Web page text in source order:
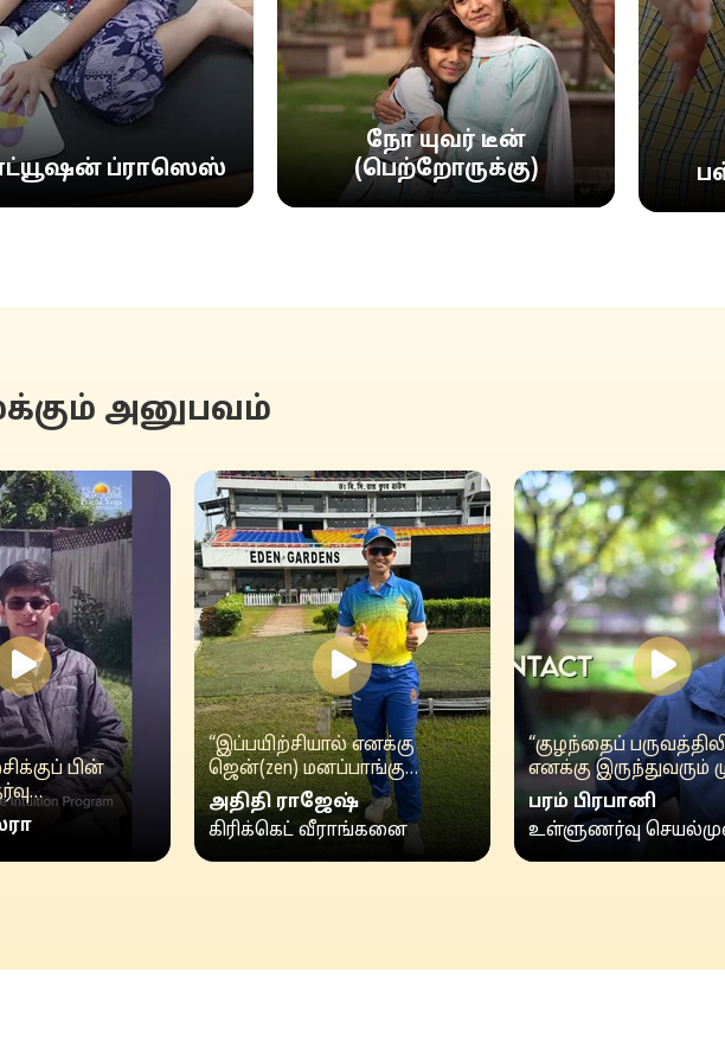
ப்ராஸெஸ்
நோ யுவர் டீன்
(பெற்றோருக்கு)
அனுபவம்
பின்
“இப்பயிற்சியால் எனக்கு
ஜென்(zen) மனப்பாங்கு
கிடைத்துள்ளது.
https://www.youtube.com/watch?
v=XPr-4P5y8xkVideo can’t...”
அதிதி ராஜேஷ்
கிரிக்கெட் வீராங்கனை
“குழந்தைப்
எனக்கு இருந்துவரும்
சவால், கண்...”
பரம் பிரபானி
உள்ளுணர்வு
பட்டதாரி